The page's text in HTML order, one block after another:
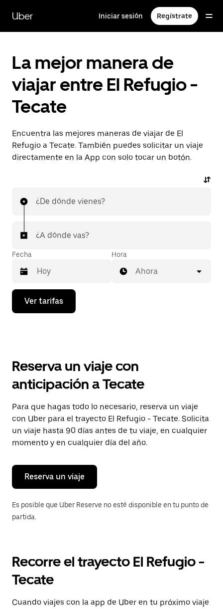
contenido
principal
Uber Iniciar sesión Regístrate
La mejor manera de
viajar entre El Refugio -
Tecate
Encuentra las mejores maneras de viajar de El
Refugio a Tecate. También puedes solicitar un viaje
directamente en la App con solo tocar un botón.
¿De dónde vienes?
¿A dónde vas?
Fecha
Presiona
flecha
el
y
selecciona
una
fecha.
Presiona
la
tecla Esc
para
el
calendario.
Hora
Ahora
Ver tarifas
Reserva un viaje con
anticipación a Tecate
Para que hagas todo lo necesario, reserva un viaje
con Uber para el trayecto El Refugio - Tecate. Solicita
un viaje hasta 90 días antes de tu viaje, en cualquier
momento y en cualquier día del año.
Reserva un viaje
Es posible que Uber Reserve no esté disponible en tu punto de
partida.
Recorre el trayecto El Refugio -
Tecate
Cuando viajes con la app de Uber en tu próximo viaje